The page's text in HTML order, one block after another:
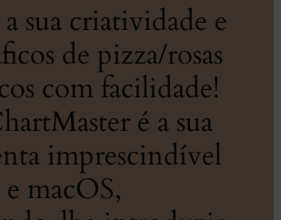
sua criatividade e
de pizza/rosas
com facilidade!
é a sua
imprescindível
macOS,